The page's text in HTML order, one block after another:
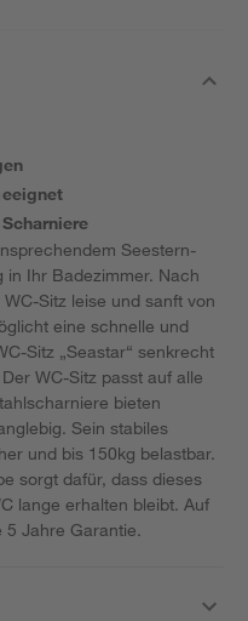
Seestern-
in Ihr Badezimmer. Nach
Sitz leise und sanft von
eine schnelle und
Sitz „Seastar“ senkrecht
WC-Sitz passt auf alle
bieten
Sein stabiles
und bis 150kg belastbar.
sorgt dafür, dass dieses
lange erhalten bleibt. Auf
5 Jahre Garantie.